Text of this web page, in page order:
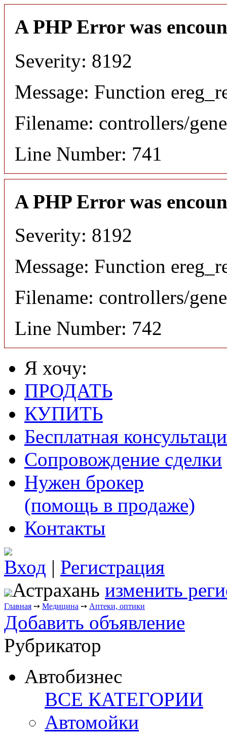
A PHP Error was
Severity: 8192
Message: Function
Filename: controllers/
Line Number: 741
A PHP Error was
Severity: 8192
Message: Function
Filename: controllers/
Line Number: 742
Я хочу:
ПРОДАТЬ
КУПИТЬ
Бесплатная
Сопровождение сделки
Нужен брокер
(помощь в продаже)
Контакты
Вход | Регистрация
Астрахань изменить
Главная ➙ Медицина ➙ Аптеки, оптики
Добавить объявление
Рубрикатор
Автобизнес
ВСЕ КАТЕГОРИИ
Автомойки